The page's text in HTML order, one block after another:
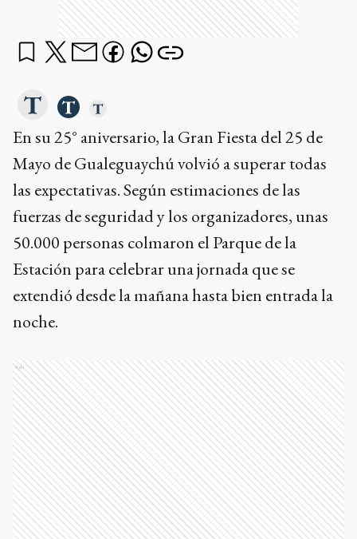
En su 25° aniversario, la Gran Fiesta del 25 de
Mayo de Gualeguaychú volvió a superar todas
las expectativas. Según estimaciones de las
fuerzas de seguridad y los organizadores, unas
50.000 personas colmaron el Parque de la
Estación para celebrar una jornada que se
extendió desde la mañana hasta bien entrada la
noche.
Ads